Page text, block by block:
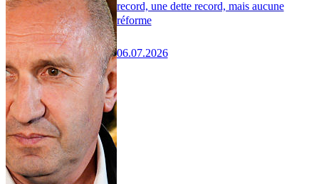
record, une dette record, mais aucune
réforme
06.07.2026